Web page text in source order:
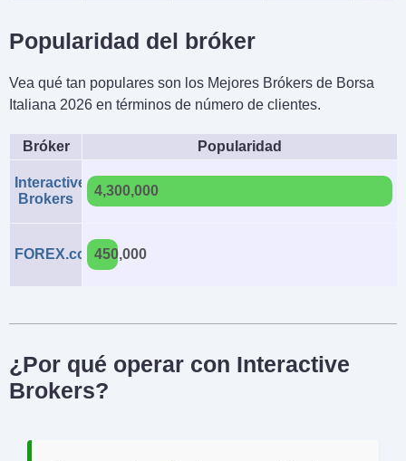
Popularidad del bróker
Vea qué tan populares son los Mejores Brókers de Borsa
Italiana 2026 en términos de número de clientes.
Bróker Popularidad
Interactive
Brokers
4,300,000
FOREX.com450,000
¿Por qué operar con Interactive
Brokers?